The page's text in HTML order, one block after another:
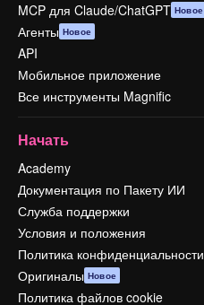
MCP для Claude/ChatGPT Новое
Агенты Новое
API
Мобильное приложение
Все инструменты Magnific
Начать
Academy
Документация по Пакету ИИ
Служба поддержки
Условия и положения
Политика конфиденциальности
Оригиналы Новое
Политика файлов cookie